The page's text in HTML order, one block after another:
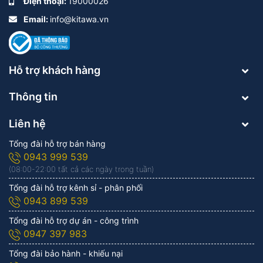
Email: info@kitawa.vn
Hỗ trợ khách hàng
Thông tin
Liên hệ
Tổng đài hỗ trợ bán hàng
0943 999 539
(08:00-22:00 tất cả các ngày trong tuần)
Tổng đài hỗ trợ kênh sỉ - phân phối
0943 899 539
Tổng đài hỗ trợ dự án - công trình
0947 397 983
Tổng đài bảo hành - khiếu nại